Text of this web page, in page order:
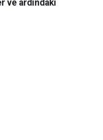
ve ardındaki